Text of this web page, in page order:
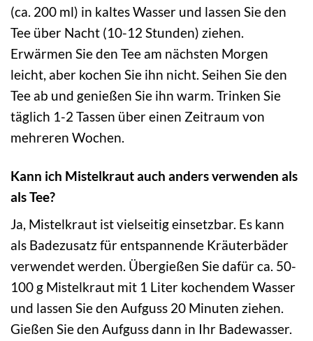
(ca. 200 ml) in kaltes Wasser und lassen Sie den
Tee über Nacht (10-12 Stunden) ziehen.
Erwärmen Sie den Tee am nächsten Morgen
leicht, aber kochen Sie ihn nicht. Seihen Sie den
Tee ab und genießen Sie ihn warm. Trinken Sie
täglich 1-2 Tassen über einen Zeitraum von
mehreren Wochen.
Kann ich Mistelkraut auch anders verwenden als
als Tee?
Ja, Mistelkraut ist vielseitig einsetzbar. Es kann
als Badezusatz für entspannende Kräuterbäder
verwendet werden. Übergießen Sie dafür ca. 50-
100 g Mistelkraut mit 1 Liter kochendem Wasser
und lassen Sie den Aufguss 20 Minuten ziehen.
Gießen Sie den Aufguss dann in Ihr Badewasser.